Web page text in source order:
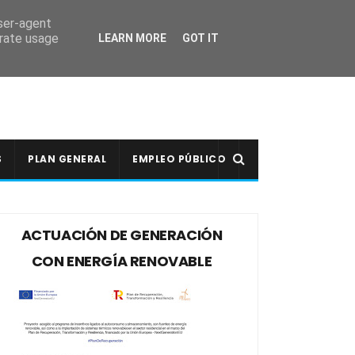
PLAN GENERAL EMPLEO PÚBLICO
ACTUACIÓN DE GENERACIÓN
CON ENERGÍA RENOVABLE
agent
usage
LEARN MORE GOT IT